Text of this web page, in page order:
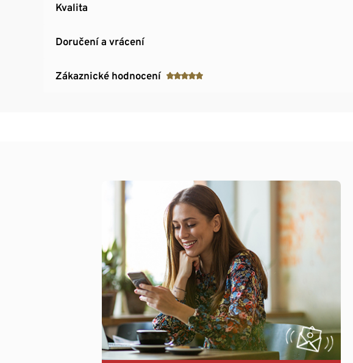
Kvalita
Doručení a vrácení
Zákaznické hodnocení